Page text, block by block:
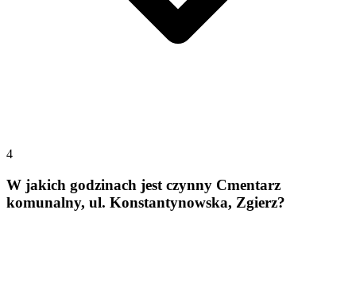
4
W jakich godzinach jest czynny Cmentarz
komunalny, ul. Konstantynowska, Zgierz?